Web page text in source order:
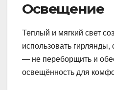
Освещение
Теплый и мягкий свет
использовать
— не переборщить и
освещённость для